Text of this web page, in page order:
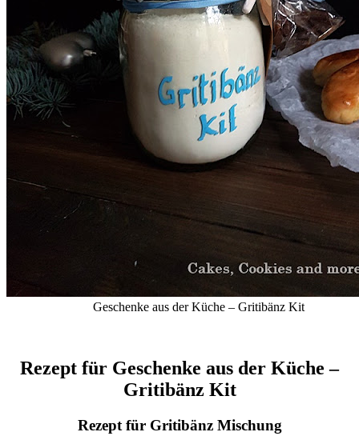
Geschenke aus der Küche – Gritibänz Kit
Rezept für Geschenke aus der Küche –
Gritibänz Kit
Rezept für Gritibänz Mischung